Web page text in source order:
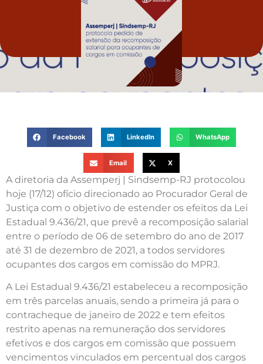
Facebook LinkedIn WhatsApp
Email X
A diretoria da Assemperj | Sindsemp-RJ protocolou
hoje (17/12) ofício direcionado ao Procurador Geral de
Justiça com o objetivo de estender os efeitos da Lei
Estadual 9.436/21, que prevê a recomposição salarial
entre o período de 06 de setembro do ano de 2017
até 31 de dezembro de 2021, a todos servidores
ocupantes dos cargos em comissão do MPRJ.
A Lei Estadual 9.436/21 estabeleceu a recomposição
em três parcelas anuais, sendo a primeira já para o
contracheque de janeiro de 2022 e tem efeitos
restrito apenas na remuneração dos servidores
efetivos e dos cargos em comissão que possuem
vencimentos vinculados em percentual dos cargos